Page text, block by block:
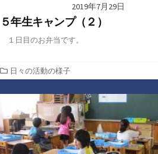
2019年7月29日
５年生キャンプ（２）
１日目のお弁当です。
カ
テ
ゴ
ー
日々の活動の様子